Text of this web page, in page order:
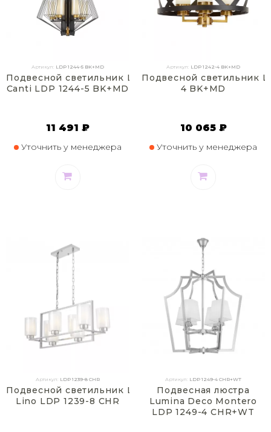
Артикул: LDP 1244-5 BK+MD
Подвесной светильник Lumina Deco
Canti LDP 1244-5 BK+MD
11 491 ₽
Уточнить у менеджера
Артикул: LDP 1242-4 BK+MD
Подвесной светильник
4 BK+MD
10 065 ₽
Уточнить у менеджера
Артикул: LDP 1239-8 CHR
Подвесной светильник Lumina Deco
Lino LDP 1239-8 CHR
Артикул: LDP 1249-4 CHR+WT
Подвесная люстра
Lumina Deco Montero
LDP 1249-4 CHR+WT